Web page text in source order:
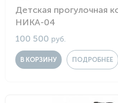
Детская прогулочная
НИКА-04
100 500 руб.
В КОРЗИНУ ПОДРОБНЕЕ